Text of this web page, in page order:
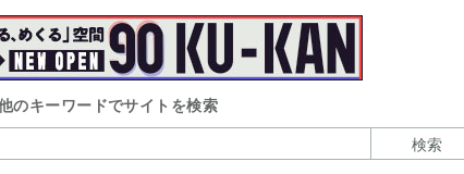
のキーワードでサイトを検索
検索